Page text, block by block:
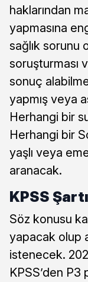
haklarından
yapmasına
sağlık sorunu
soruşturması
sonuç
yapmış veya
Herhangi bir
Herhangi bir
yaşlı veya
aranacak.
KPSS
Söz konusu
yapacak olup
istenecek.
KPSS’den